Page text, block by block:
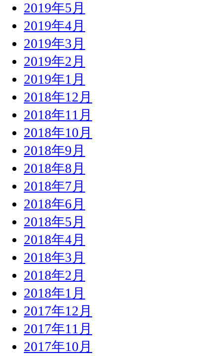
2019年5月
2019年4月
2019年3月
2019年2月
2019年1月
2018年12月
2018年11月
2018年10月
2018年9月
2018年8月
2018年7月
2018年6月
2018年5月
2018年4月
2018年3月
2018年2月
2018年1月
2017年12月
2017年11月
2017年10月